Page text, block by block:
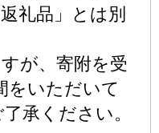
礼品」とは別
が、寄附を受
をいただいて
承ください。